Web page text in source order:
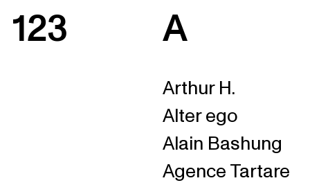
123 A
Arthur H.
Alter ego
Alain Bashung
Agence Tartare